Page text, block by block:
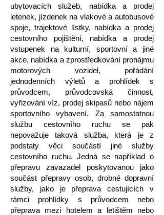
ubytovacích služeb, nabídka a prodej
letenek, jízdenek na vlakové a autobusové
spoje, trajektové lístky, nabídka a prodej
cestovního pojištění, nabídka a prodej
vstupenek na kulturní, sportovní a jiné
akce, nabídka a zprostředkování pronájmu
motorových vozidel, pořádání
jednodenních výletů a prohlídek s
průvodcem, průvodcovská činnost,
vyřizování víz, prodej skipasů nebo nájem
sportovního vybavení. Za samostatnou
službu cestovního ruchu se pak
nepovažuje taková služba, která je z
podstaty věci součástí jiné služby
cestovního ruchu. Jedná se například o
přepravu zavazadel poskytovanou jako
součást přepravy osob, drobné dopravní
služby, jako je přeprava cestujících v
rámci prohlídky s průvodcem nebo
přeprava mezi hotelem a letištěm nebo